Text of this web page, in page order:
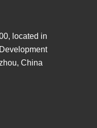
located in
China